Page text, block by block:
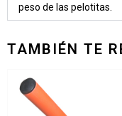
peso de las pelotitas.
TAMBIÉN TE